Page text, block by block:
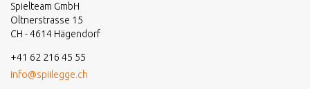
Spielteam GmbH
Oltnerstrasse 15
CH - 4614 Hägendorf
+41 62 216 45 55
info@spiilegge.ch